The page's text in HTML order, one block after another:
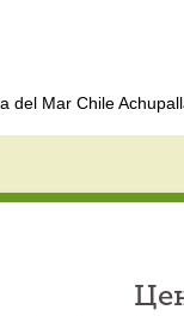
del Mar Chile